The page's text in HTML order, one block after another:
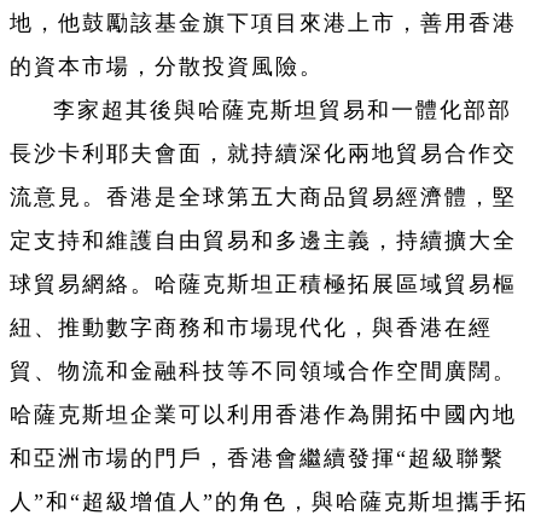
地，他鼓勵該基金旗下項目來港上市，善用香港
的資本市場，分散投資風險。
李家超其後與哈薩克斯坦貿易和一體化部部
長沙卡利耶夫會面，就持續深化兩地貿易合作交
流意見。香港是全球第五大商品貿易經濟體，堅
定支持和維護自由貿易和多邊主義，持續擴大全
球貿易網絡。哈薩克斯坦正積極拓展區域貿易樞
紐、推動數字商務和市場現代化，與香港在經
貿、物流和金融科技等不同領域合作空間廣闊。
哈薩克斯坦企業可以利用香港作為開拓中國內地
和亞洲市場的門戶，香港會繼續發揮“超級聯繫
人”和“超級增值人”的角色，與哈薩克斯坦攜手拓